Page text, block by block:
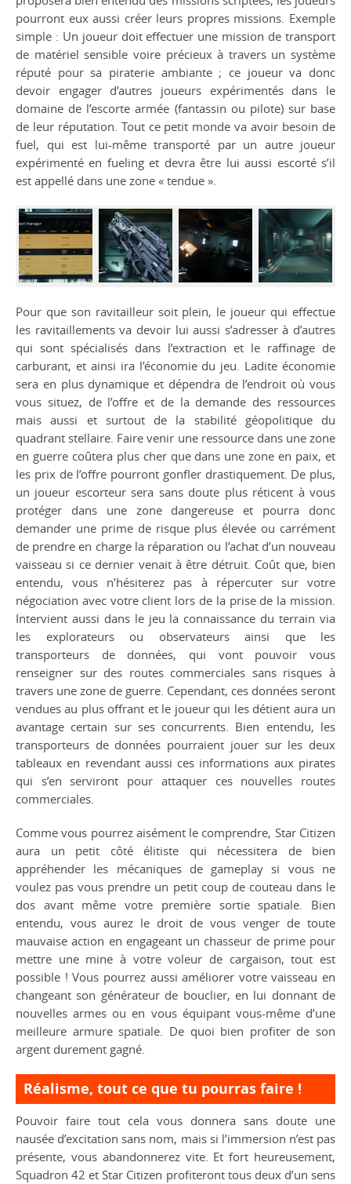
pourront eux aussi créer leurs propres missions. Exemple
simple : Un joueur doit effectuer une mission de transport
de matériel sensible voire précieux à travers un système
réputé pour sa piraterie ambiante ; ce joueur va donc
devoir engager d’autres joueurs expérimentés dans le
domaine de l’escorte armée (fantassin ou pilote) sur base
de leur réputation. Tout ce petit monde va avoir besoin de
fuel, qui est lui-même transporté par un autre joueur
expérimenté en fueling et devra être lui aussi escorté s’il
est appellé dans une zone « tendue ».
Pour que son ravitailleur soit plein, le joueur qui effectue
les ravitaillements va devoir lui aussi s’adresser à d’autres
qui sont spécialisés dans l’extraction et le raffinage de
carburant, et ainsi ira l’économie du jeu. Ladite économie
sera en plus dynamique et dépendra de l’endroit où vous
vous situez, de l’offre et de la demande des ressources
mais aussi et surtout de la stabilité géopolitique du
quadrant stellaire. Faire venir une ressource dans une zone
en guerre coûtera plus cher que dans une zone en paix, et
les prix de l’offre pourront gonfler drastiquement. De plus,
un joueur escorteur sera sans doute plus réticent à vous
protéger dans une zone dangereuse et pourra donc
demander une prime de risque plus élevée ou carrément
de prendre en charge la réparation ou l’achat d’un nouveau
vaisseau si ce dernier venait à être détruit. Coût que, bien
entendu, vous n’hésiterez pas à répercuter sur votre
négociation avec votre client lors de la prise de la mission.
Intervient aussi dans le jeu la connaissance du terrain via
les explorateurs ou observateurs ainsi que les
transporteurs de données, qui vont pouvoir vous
renseigner sur des routes commerciales sans risques à
travers une zone de guerre. Cependant, ces données seront
vendues au plus offrant et le joueur qui les détient aura un
avantage certain sur ses concurrents. Bien entendu, les
transporteurs de données pourraient jouer sur les deux
tableaux en revendant aussi ces informations aux pirates
qui s’en serviront pour attaquer ces nouvelles routes
commerciales.
Comme vous pourrez aisément le comprendre, Star Citizen
aura un petit côté élitiste qui nécessitera de bien
appréhender les mécaniques de gameplay si vous ne
voulez pas vous prendre un petit coup de couteau dans le
dos avant même votre première sortie spatiale. Bien
entendu, vous aurez le droit de vous venger de toute
mauvaise action en engageant un chasseur de prime pour
mettre une mine à votre voleur de cargaison, tout est
possible ! Vous pourrez aussi améliorer votre vaisseau en
changeant son générateur de bouclier, en lui donnant de
nouvelles armes ou en vous équipant vous-même d’une
meilleure armure spatiale. De quoi bien profiter de son
argent durement gagné.
Réalisme, tout ce que tu pourras faire !
Pouvoir faire tout cela vous donnera sans doute une
nausée d’excitation sans nom, mais si l’immersion n’est pas
présente, vous abandonnerez vite. Et fort heureusement,
Squadron 42 et Star Citizen profiteront tous deux d’un sens